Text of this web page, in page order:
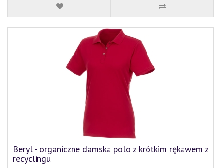
Beryl - organiczne damska polo z krótkim rękawem z
recyclingu